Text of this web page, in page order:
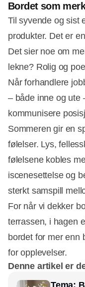
Bordet som
Til syvende og sist
produkter. Det er
Det sier noe om
lekne? Rolig og
Når forhandlere
– både inne og ute
kommunisere
Sommeren gir en
følelser. Lys,
følelsene kobles
iscenesettelse og
sterkt samspill
For når vi dekker
terrassen, i hagen
bordet for mer enn
for opplevelser.
Denne artikel er